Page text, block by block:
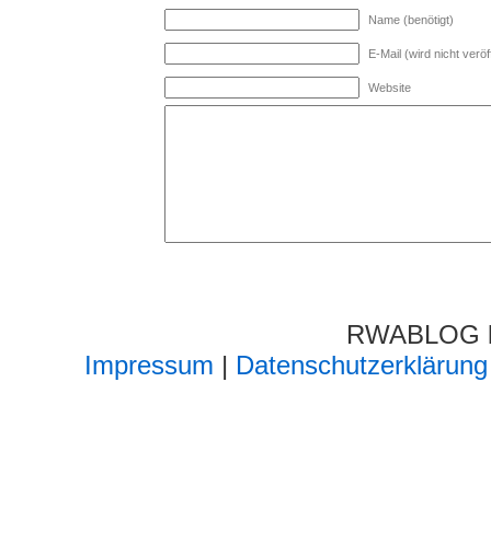
Name (benötigt)
E-Mail (wird nicht
Website
Impressum | Datenschutzerklärung